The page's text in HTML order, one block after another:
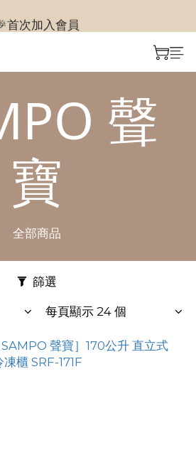
🎉首次加入會員
🎉首次加入會員
聲
寶
全部商品
篩選
每頁顯示 24 個